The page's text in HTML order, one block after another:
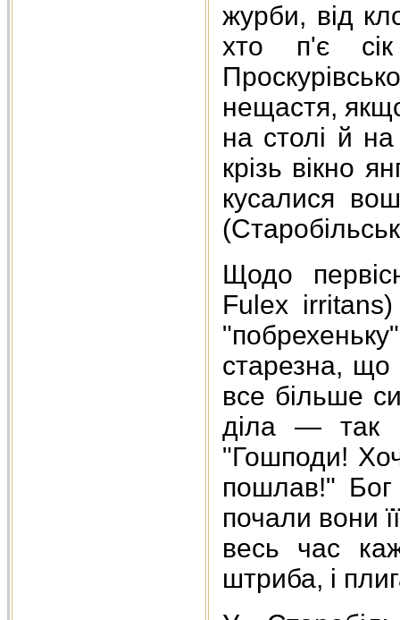
журби, від
хто п'є
нещастя,
на столі й
крізь вікно
кусалися
Щодо
Fulex irritans)
старезна,
все більше
діла — так
"Гошподи!
пошлав!" Бог
почали вони
весь час
штриба, і